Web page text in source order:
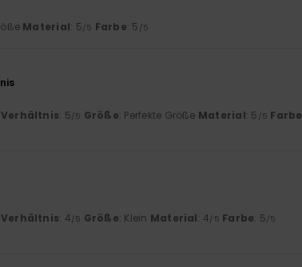
Material: 5/5 Farbe: 5 /5
: 5/5 Größe: Perfekte Größe Material: 5 /5 Farbe
: 4/5 Größe: Klein Material: 4/5 Farbe: 5/5